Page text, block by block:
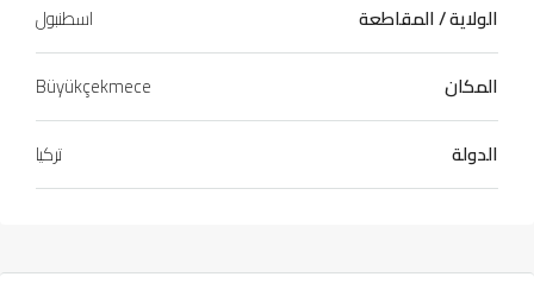
الولاية / المقاطعة
اسطنبول
المكان
Büyükçekmece
الدولة
تركيا